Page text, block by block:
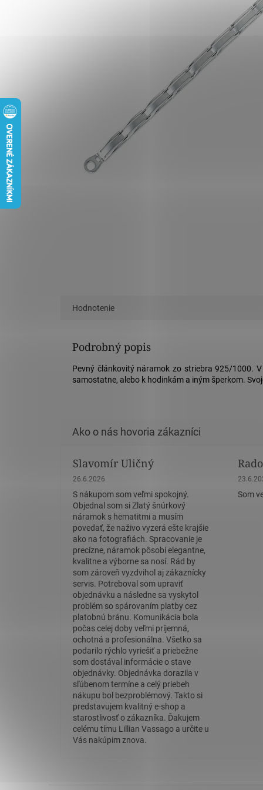
Hodnotenie
Podrobný popis
Pevný článkovitý náramok zo striebra 925/1000.
samostatne, alebo k hodinkám a iným šperkom.
Slavomír Uličný
Hodnotenie obchodu je 5 z 5 hviezdičiek.
26.6.2026
S nákupom som veľmi spokojný.
Objednal som si Zlatý šnúrkový
náramok s hematitmi a musím
povedať, že naživo vyzerá ešte krajšie
ako na fotografiách. Spracovanie je
precízne, náramok pôsobí elegantne,
kvalitne a výborne sa nosí. Rád by
som zároveň vyzdvihol aj zákaznícky
servis. Potreboval som upraviť
objednávku a následne sa vyskytol
problém so spárovaním platby cez
platobnú bránu. Komunikácia bola
počas celej doby veľmi príjemná,
ochotná a profesionálna. Všetko sa
podarilo rýchlo vyriešiť a priebežne
som dostával informácie o stave
objednávky. Objednávka dorazila v
sľúbenom termíne a celý priebeh
nákupu bol bezproblémový. Takto si
predstavujem kvalitný e-shop a
starostlivosť o zákazníka. Ďakujem
celému tímu Lillian Vassago a určite u
Vás nakúpim znova.
Som